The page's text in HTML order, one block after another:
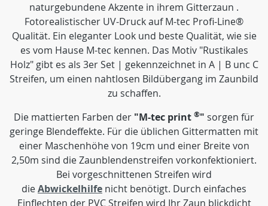
naturgebundene Akzente in ihrem Gitterzaun .
Fotorealistischer UV-Druck auf M-tec Profi-Line®
Qualität. Ein eleganter Look und beste Qualität, wie sie
es vom Hause M-tec kennen. Das Motiv "Rustikales
Holz" gibt es als 3er Set | gekennzeichnet in A | B unc C
Streifen, um einen nahtlosen Bildübergang im Zaunbild
zu schaffen.
Die mattierten Farben der "M-tec print ®" sorgen für
geringe Blendeffekte. Für die üblichen Gittermatten mit
einer Maschenhöhe von 19cm und einer Breite von
2,50m sind die Zaunblendenstreifen vorkonfektioniert.
Bei vorgeschnittenen Streifen wird
dieAbwickelhilfe nicht benötigt. Durch einfaches
Einflechten der PVC Streifen wird Ihr Zaun blickdicht